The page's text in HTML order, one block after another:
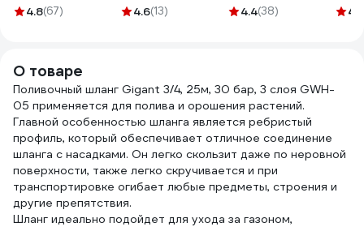
4607156364411
4.8(67)
СТМ CRSM0125
4.6(13)
4.4(38)
шт4.8
О товаре
Поливочный шланг Gigant 3/4, 25м, 30 бар, 3 слоя GWH-
05 применяется для полива и орошения растений.
Главной особенностью шланга является ребристый
профиль, который обеспечивает отличное соединение
шланга с насадками. Он легко скользит даже по неровной
поверхности, также легко скручивается и при
транспортировке огибает любые предметы, строения и
другие препятствия.
Шланг идеально подойдет для ухода за газоном,